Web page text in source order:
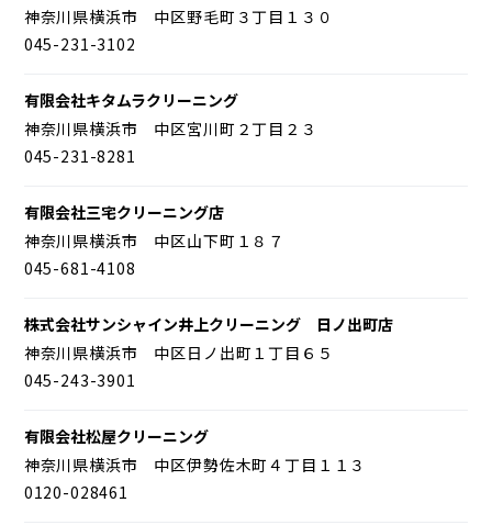
神奈川県横浜市 中区野毛町３丁目１３０
045-231-3102
有限会社キタムラクリーニング
神奈川県横浜市 中区宮川町２丁目２３
045-231-8281
有限会社三宅クリーニング店
神奈川県横浜市 中区山下町１８７
045-681-4108
株式会社サンシャイン井上クリーニング 日ノ出町店
神奈川県横浜市 中区日ノ出町１丁目６５
045-243-3901
有限会社松屋クリーニング
神奈川県横浜市 中区伊勢佐木町４丁目１１３
0120-028461